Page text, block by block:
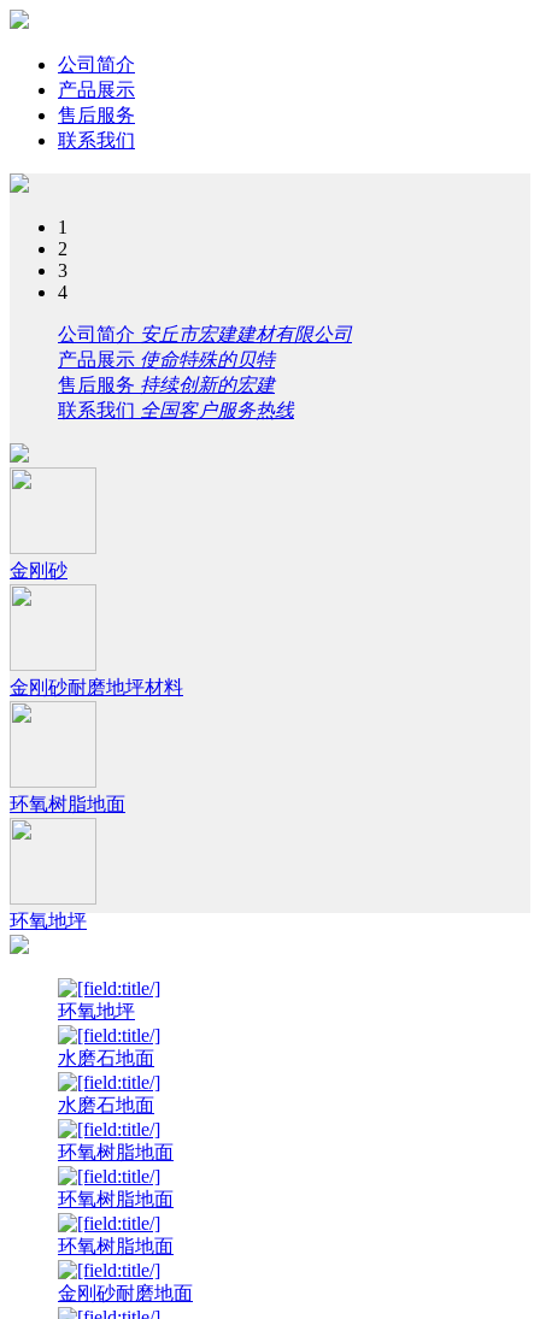
公司简介
产品展示
售后服务
联系我们
1
2
3
4
公司简介 安丘市宏建建材有限公司
产品展示 使命特殊的贝特
售后服务 持续创新的宏建
联系我们 全国客户服务热线
金刚砂
金刚砂耐磨地坪材料
环氧树脂地面
环氧地坪
环氧地坪
水磨石地面
水磨石地面
环氧树脂地面
环氧树脂地面
环氧树脂地面
金刚砂耐磨地面